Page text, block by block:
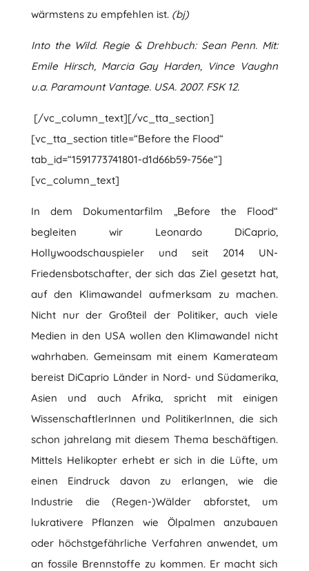
wärmstens zu empfehlen ist. (bj)
Into the Wild. Regie & Drehbuch: Sean Penn. Mit:
Emile Hirsch, Marcia Gay Harden, Vince Vaughn
u.a. Paramount Vantage. USA. 2007. FSK 12.
[/vc_column_text][/vc_tta_section]
[vc_tta_section title=“Before the Flood“
tab_id=“1591773741801-d1d66b59-756e“]
[vc_column_text]
In dem Dokumentarfilm „Before the Flood“
begleiten wir Leonardo DiCaprio,
Hollywoodschauspieler und seit 2014 UN-
Friedensbotschafter, der sich das Ziel gesetzt hat,
auf den Klimawandel aufmerksam zu machen.
Nicht nur der Großteil der Politiker, auch viele
Medien in den USA wollen den Klimawandel nicht
wahrhaben. Gemeinsam mit einem Kamerateam
bereist DiCaprio Länder in Nord- und Südamerika,
Asien und auch Afrika, spricht mit einigen
WissenschaftlerInnen und PolitikerInnen, die sich
schon jahrelang mit diesem Thema beschäftigen.
Mittels Helikopter erhebt er sich in die Lüfte, um
einen Eindruck davon zu erlangen, wie die
Industrie die (Regen-)Wälder abforstet, um
lukrativere Pflanzen wie Ölpalmen anzubauen
oder höchstgefährliche Verfahren anwendet, um
an fossile Brennstoffe zu kommen. Er macht sich